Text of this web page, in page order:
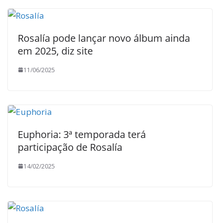
Rosalía pode lançar novo álbum ainda
em 2025, diz site
11/06/2025
Euphoria: 3ª temporada terá
participação de Rosalía
14/02/2025